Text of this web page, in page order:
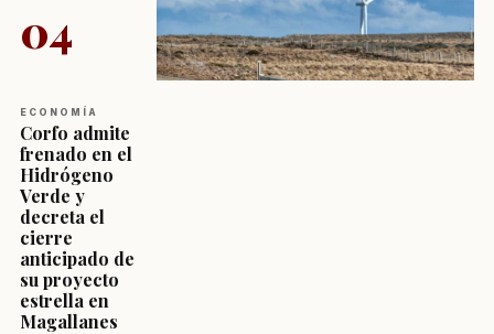
04
ECONOMÍA
Corfo admite
frenado en el
Hidrógeno
Verde y
decreta el
cierre
anticipado de
su proyecto
estrella en
Magallanes